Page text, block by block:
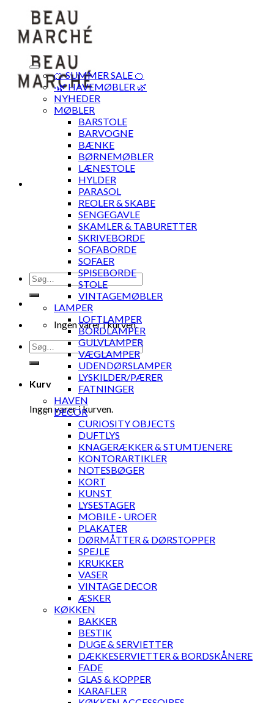
content
Søg
efter:
Ingen varer i kurven.
Søg
efter:
Kurv
Ingen varer i kurven.
🍊 SUMMER SALE 🍊
·🌿 HAVEMØBLER 🌿
NYHEDER
MØBLER
BARSTOLE
BARVOGNE
BÆNKE
BØRNEMØBLER
LÆNESTOLE
HYLDER
PARASOL
REOLER & SKABE
SENGEGAVLE
SKAMLER & TABURETTER
SKRIVEBORDE
SOFABORDE
SOFAER
SPISEBORDE
STOLE
VINTAGEMØBLER
LAMPER
LOFTLAMPER
BORDLAMPER
GULVLAMPER
VÆGLAMPER
UDENDØRSLAMPER
LYSKILDER/PÆRER
FATNINGER
HAVEN
DECOR
CURIOSITY OBJECTS
DUFTLYS
KNAGERÆKKER & STUMTJENERE
KONTORARTIKLER
NOTESBØGER
KORT
KUNST
LYSESTAGER
MOBILE - UROER
PLAKATER
DØRMÅTTER & DØRSTOPPER
SPEJLE
KRUKKER
VASER
VINTAGE DECOR
ÆSKER
KØKKEN
BAKKER
BESTIK
DUGE & SERVIETTER
DÆKKESERVIETTER & BORDSKÅNERE
FADE
GLAS & KOPPER
KARAFLER